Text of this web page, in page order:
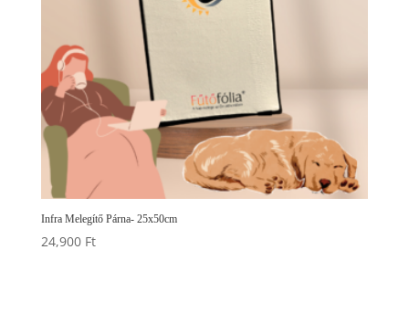
Infra Melegítő Párna- 25x50cm
24,900 Ft